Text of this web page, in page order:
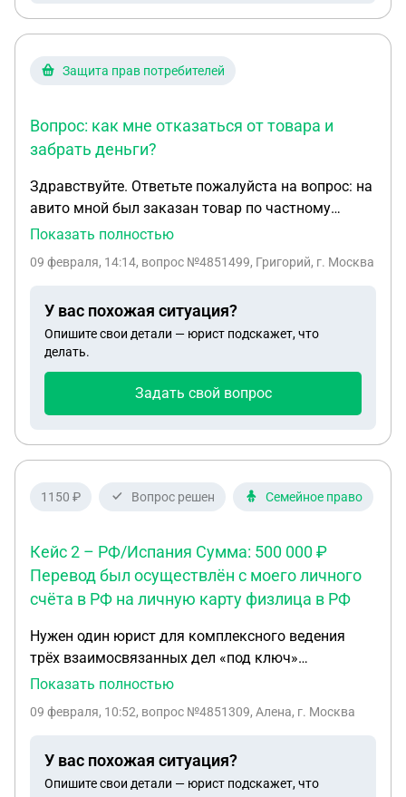
товара отправили доставкой и нашли сразу же
Защита прав потребителей
Вопрос: как мне отказаться от товара и
забрать деньги?
Здравствуйте. Ответьте пожалуйста на вопрос: на
авито мной был заказан товар по частному
объявлению. Договорились с продавцом на
сумму он их получил и затем пропал на два дня.
Затем на третий день появился, я его попросил
вернуть деньги за неоказанную услугу но он не
хочет возвращать, а хочет отправить мне товар.
Показать полностью
09 февраля, 14:14, вопрос №4851499, Григорий, г. Москва
У вас похожая ситуация?
Опишите свои детали — юрист подскажет, что
делать.
Задать свой вопрос
1150 ₽ Вопрос решен Семейное право
Кейс 2 – РФ/Испания Сумма: 500 000 ₽
Перевод был осуществлён с моего личного
счёта в РФ на личную карту физлица в РФ
Нужен один юрист для комплексного ведения
трёх взаимосвязанных дел «под ключ»
(желательно пакетным форматом). Кейс 1 – РФ,
договор аренды, чеки об оплате, переписка.
подлежащую возврату по договору. Требуется:
подготовка досудебной претензии и, при
Показать полностью
09 февраля, 10:52, вопрос №4851309, Алена, г. Москва
У вас похожая ситуация?
Опишите свои детали — юрист подскажет, что